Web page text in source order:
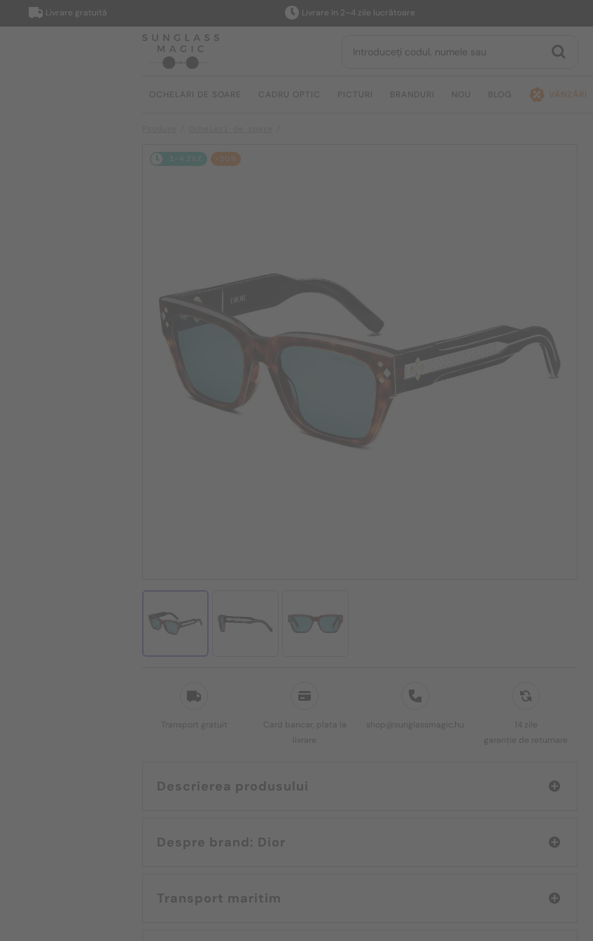
Livrare gratuită Livrare în 2–4 zile lucrătoare
OCHELARI DE SOARE CADRU OPTIC PICTURI BRANDURI NOU BLOG VÂNZĂRI
2-4 ZILE -20%
Transport gratuit
Card bancar, plata la
livrare
shop@sunglassmagic.hu
14 zile
garanție de returnare
Descrierea produsului
Despre brand: Dior
Transport maritim